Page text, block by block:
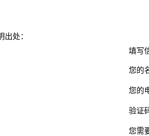
填写
您的
您的
验证
您需
处：